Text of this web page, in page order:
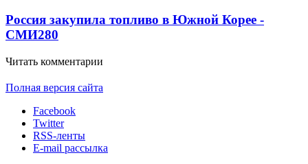
Россия закупила топливо в Южной Корее -
СМИ280
Читать комментарии
Полная версия сайта
Facebook
Twitter
RSS-ленты
E-mail рассылка